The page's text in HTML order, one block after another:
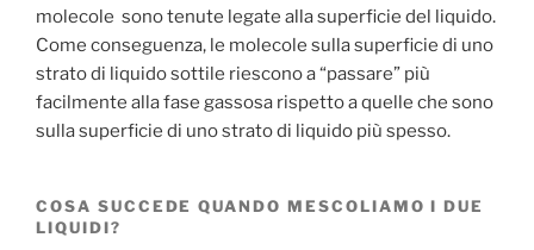
molecole sono tenute legate alla superficie del liquido.
Come conseguenza, le molecole sulla superficie di uno
strato di liquido sottile riescono a “passare” più
facilmente alla fase gassosa rispetto a quelle che sono
sulla superficie di uno strato di liquido più spesso.
COSA SUCCEDE QUANDO MESCOLIAMO I DUE
LIQUIDI?